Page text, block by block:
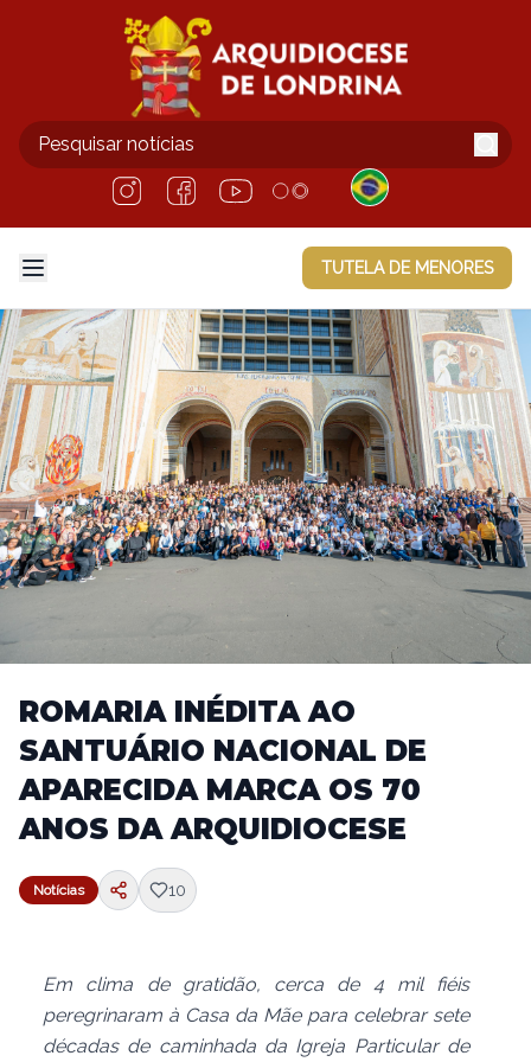
TUTELA DE MENORES
ROMARIA INÉDITA AO
SANTUÁRIO NACIONAL DE
APARECIDA MARCA OS 70
ANOS DA ARQUIDIOCESE
Notícias 10
Em clima de gratidão, cerca de 4 mil fiéis
peregrinaram à Casa da Mãe para celebrar sete
décadas de caminhada da Igreja Particular de